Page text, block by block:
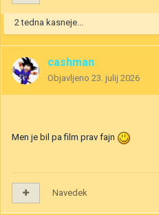
2 tedna kasneje...
cashman
Objavljeno 23. julij 2026
Men je bil pa film prav fajn
Navedek